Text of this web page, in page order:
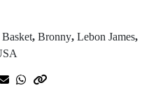
Basket, Bronny, Lebon James,
2024 : Le